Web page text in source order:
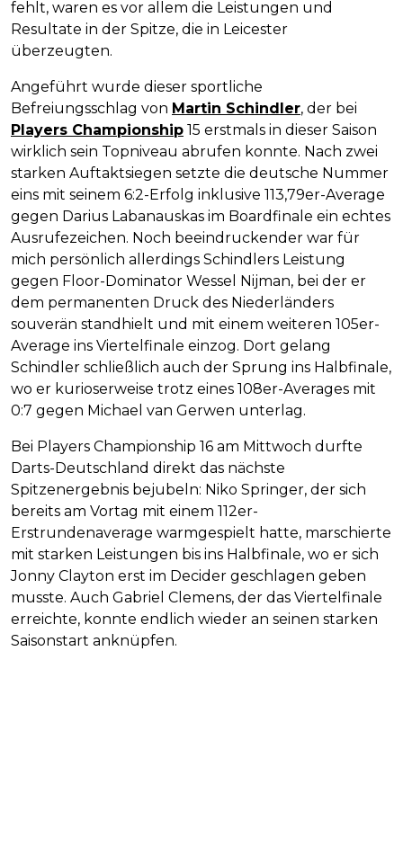
fehlt, waren es vor allem die Leistungen und
Resultate in der Spitze, die in Leicester
überzeugten.
Angeführt wurde dieser sportliche
Befreiungsschlag von Martin Schindler, der bei
Players Championship 15 erstmals in dieser Saison
wirklich sein Topniveau abrufen konnte. Nach zwei
starken Auftaktsiegen setzte die deutsche Nummer
eins mit seinem 6:2-Erfolg inklusive 113,79er-Average
gegen Darius Labanauskas im Boardfinale ein echtes
Ausrufezeichen. Noch beeindruckender war für
mich persönlich allerdings Schindlers Leistung
gegen Floor-Dominator Wessel Nijman, bei der er
dem permanenten Druck des Niederländers
souverän standhielt und mit einem weiteren 105er-
Average ins Viertelfinale einzog. Dort gelang
Schindler schließlich auch der Sprung ins Halbfinale,
wo er kurioserweise trotz eines 108er-Averages mit
0:7 gegen Michael van Gerwen unterlag.
Bei Players Championship 16 am Mittwoch durfte
Darts-Deutschland direkt das nächste
Spitzenergebnis bejubeln: Niko Springer, der sich
bereits am Vortag mit einem 112er-
Erstrundenaverage warmgespielt hatte, marschierte
mit starken Leistungen bis ins Halbfinale, wo er sich
Jonny Clayton erst im Decider geschlagen geben
musste. Auch Gabriel Clemens, der das Viertelfinale
erreichte, konnte endlich wieder an seinen starken
Saisonstart anknüpfen.